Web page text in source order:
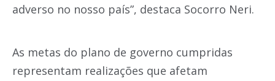
adverso no nosso país”, destaca Socorro Neri.
As metas do plano de governo cumpridas
representam realizações que afetam